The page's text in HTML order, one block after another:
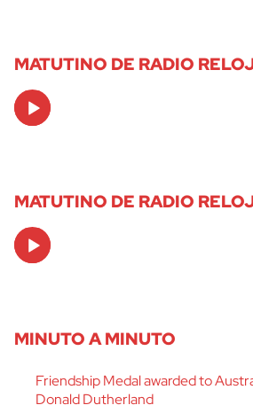
MATUTINO DE RADIO
Audio
Player
MATUTINO DE RADIO
Audio
Player
MINUTO A MINUTO
Friendship Medal awarded to
Donald Dutherland